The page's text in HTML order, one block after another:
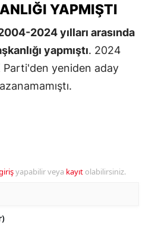
YAPMIŞTI
2024 yılları arasında
yapmıştı. 2024
Parti'den yeniden aday
yapabilir veya kayıt olabilirsiniz.